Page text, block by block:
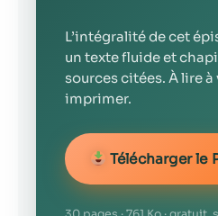
L’intégralité de cet
un texte fluide et
sources citées. À lire
imprimer.
Télécharger le